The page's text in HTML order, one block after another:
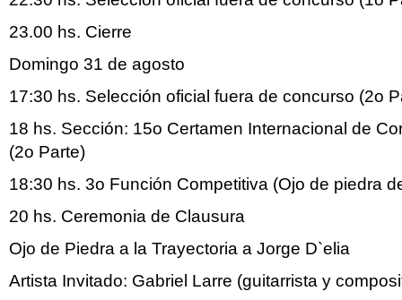
23.00 hs. Cierre
Domingo 31 de agosto
17:30 hs. Selección oficial fuera de concurso (2o
18 hs. Sección: 15o Certamen Internacional de
(2o Parte)
18:30 hs. 3o Función Competitiva (Ojo de piedra
20 hs. Ceremonia de Clausura
Ojo de Piedra a la Trayectoria a Jorge D`elia
Artista Invitado: Gabriel Larre (guitarrista y